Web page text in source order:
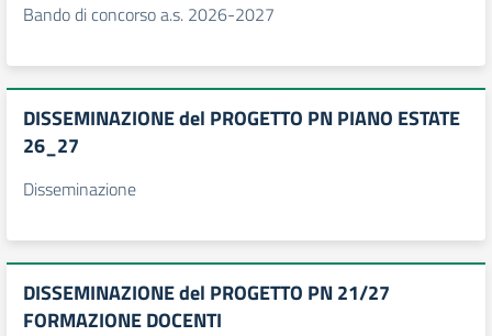
Bando di concorso a.s. 2026-2027
DISSEMINAZIONE del PROGETTO PN PIANO ESTATE
26_27
Disseminazione
DISSEMINAZIONE del PROGETTO PN 21/27
FORMAZIONE DOCENTI